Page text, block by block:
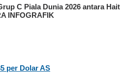
C Piala Dunia 2026 antara
INFOGRAFIK
per Dolar AS